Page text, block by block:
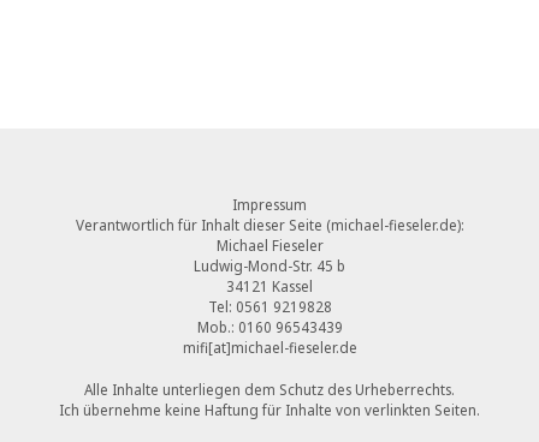
Impressum
Verantwortlich für Inhalt dieser Seite (michael-fieseler.de):
Michael Fieseler
Ludwig-Mond-Str. 45 b
34121 Kassel
Tel: 0561 9219828
Mob.: 0160 96543439
mifi[at]michael-fieseler.de
Alle Inhalte unterliegen dem Schutz des Urheberrechts.
Ich übernehme keine Haftung für Inhalte von verlinkten Seiten.